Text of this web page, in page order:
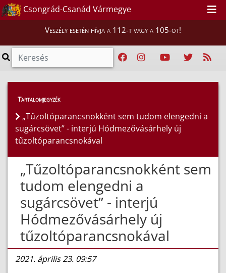
Csongrád-Csanád Vármegye
Veszély esetén hívja a 112-t vagy a 105-öt!
Híreink > Hírek
Tartalomjegyzék
„Tűzoltóparancsnokként sem tudom elengedni a
sugárcsövet” - interjú Hódmezővásárhely új
tűzoltóparancsnokával
„Tűzoltóparancsnokként sem
tudom elengedni a
sugárcsövet” - interjú
Hódmezővásárhely új
tűzoltóparancsnokával
2021. április 23. 09:57